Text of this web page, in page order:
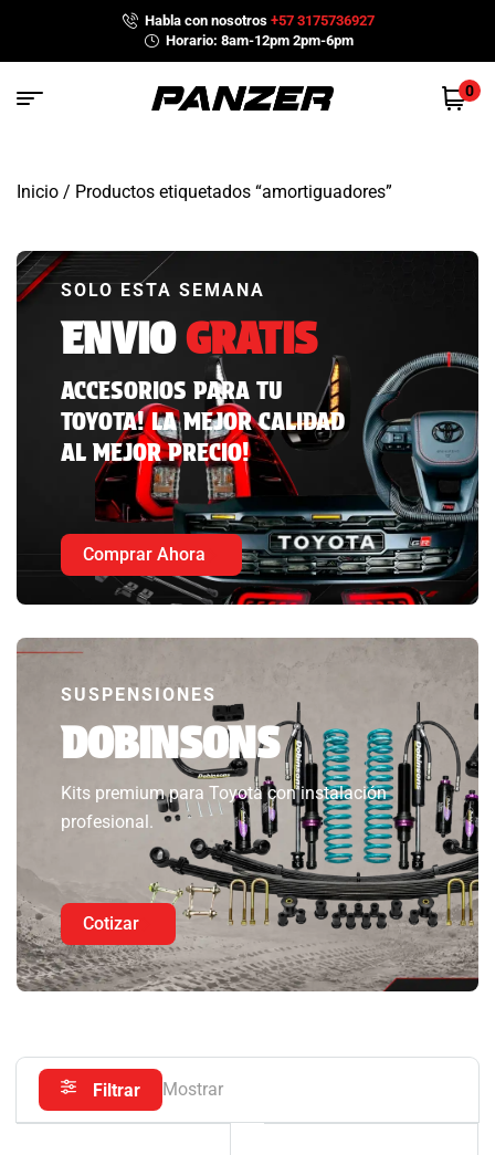
Habla con nosotros+57 3175736927
Horario: 8am-12pm 2pm-6pm
0
Inicio / Productos etiquetados “amortiguadores”
SOLO ESTA SEMANA
ENVIOGRATIS
ACCESORIOS PARA TU
TOYOTA! LA MEJOR CALIDAD
AL MEJOR PRECIO!
Comprar Ahora
SUSPENSIONES
DOBINSONS
Kits premium para Toyota con instalación
profesional.
Cotizar
Filtrar Mostrar